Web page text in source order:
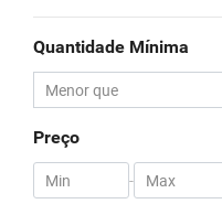
Quantidade Mínima
Preço
-